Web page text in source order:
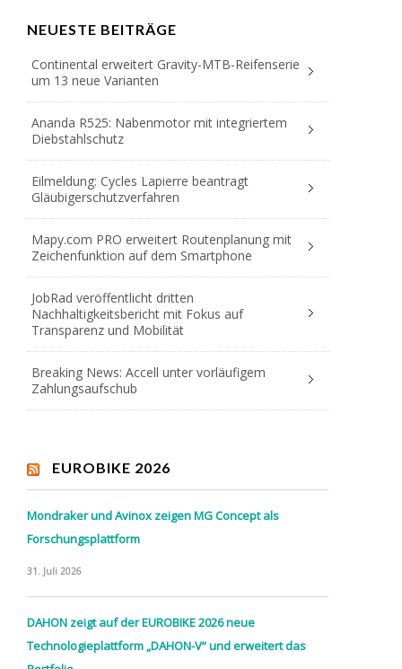
NEUESTE BEITRÄGE
Continental erweitert Gravity-MTB-Reifenserie
um 13 neue Varianten
Ananda R525: Nabenmotor mit integriertem
Diebstahlschutz
Eilmeldung: Cycles Lapierre beantragt
Gläubigerschutzverfahren
Mapy.com PRO erweitert Routenplanung mit
Zeichenfunktion auf dem Smartphone
JobRad veröffentlicht dritten
Nachhaltigkeitsbericht mit Fokus auf
Transparenz und Mobilität
Breaking News: Accell unter vorläufigem
Zahlungsaufschub
EUROBIKE 2026
Mondraker und Avinox zeigen MG Concept als
Forschungsplattform
31. Juli 2026
DAHON zeigt auf der EUROBIKE 2026 neue
Technologieplattform „DAHON-V“ und erweitert das